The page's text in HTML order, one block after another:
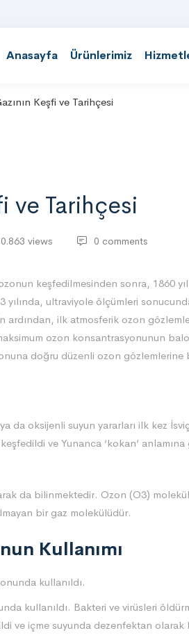
Anasayfa Ürünlerimiz
Keşfi ve Tarihçesi
ve Tarihçesi
views 0 comments
keşfedilmesinden sonra, 1860
yılında, ultraviyole ölçümleri
ilk atmosferik ozon
ozon konsantrasyonunun
doğru düzenli ozon gözlemlerine
da oksijenli suyun yararları ilk kez
ve Yunanca ‘kokan’ anlamına
da bilinmektedir. Ozon (O3)
bir gaz molekülüdür.
Kullanımı
kullanıldı.
kullanıldı. Bakteri ve virüsleri
ve içme suyunda dezenfektan olarak